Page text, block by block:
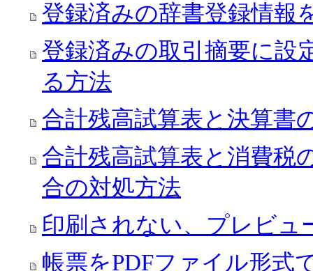
登録済みの辞書登録情報
登録済みの取引摘要に設
る方法
合計残高試算表と決算書
合計残高試算表と消費税
合の対処方法
印刷されない、プレビュ
帳票をPDFファイル形式